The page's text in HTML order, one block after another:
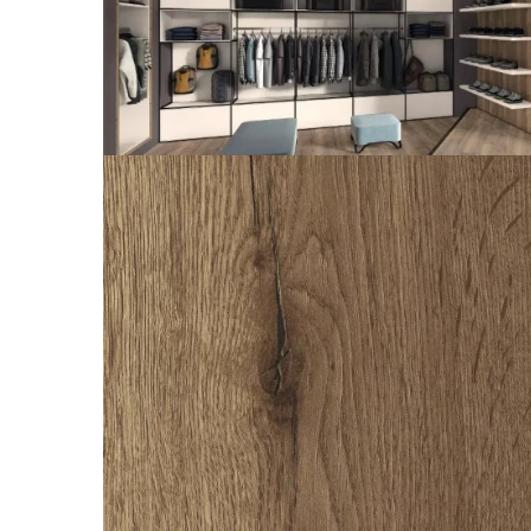
Scurgatoare pentru vase
Scule si unelte
Cosuri Jolly si coloane